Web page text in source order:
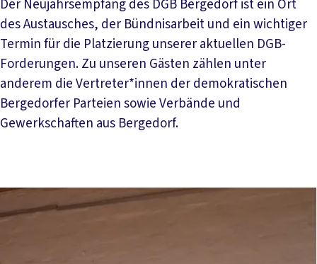
Der Neujahrsempfang des DGB Bergedorf ist ein Ort
des Austausches, der Bündnisarbeit und ein wichtiger
Termin für die Platzierung unserer aktuellen DGB-
Forderungen. Zu unseren Gästen zählen unter
anderem die Vertreter*innen der demokratischen
Bergedorfer Parteien sowie Verbände und
Gewerkschaften aus Bergedorf.